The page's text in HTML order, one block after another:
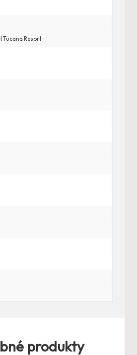
Tucana Resort
produkty